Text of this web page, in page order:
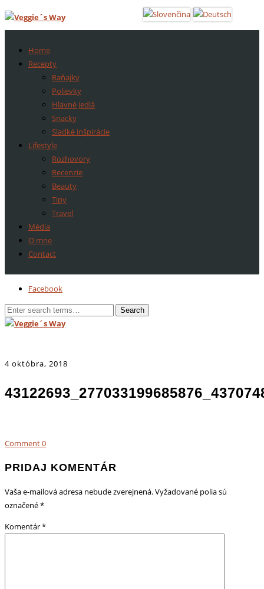
Home
Recepty
Raňajky
Polievky
Hlavné jedlá
Snacky
Sladké inšpirácie
Lifestyle
Rozhovory
Recenzie
Beauty
Tipy
Travel
Média
O mne
Contact
Facebook
4 októbra, 2018
Comment0
PRIDAJ KOMENTÁR
Vaša e-mailová adresa nebude zverejnená.Vyžadované polia sú
označené*
Komentár*